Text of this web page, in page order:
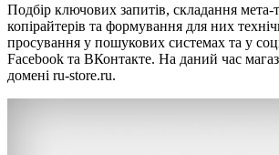
Подбір ключових запитів, складання мета-
копірайтерів та формування для них
просування у пошукових системах та у
Facebook та ВКонтакте. На даний час
домені ru-store.ru.